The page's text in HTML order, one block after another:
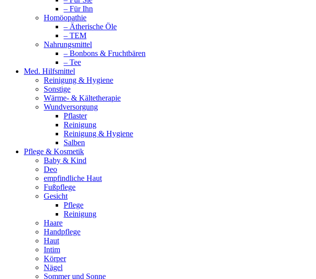
– Für Ihn
Homöopathie
– Ätherische Öle
– TEM
Nahrungsmittel
– Bonbons & Fruchtbären
– Tee
Med. Hilfsmittel
Reinigung & Hygiene
Sonstige
Wärme- & Kältetherapie
Wundversorgung
Pflaster
Reinigung
Reinigung & Hygiene
Salben
Pflege & Kosmetik
Baby & Kind
Deo
empfindliche Haut
Fußpflege
Gesicht
Pflege
Reinigung
Haare
Handpflege
Haut
Intim
Körper
Nägel
Sommer und Sonne